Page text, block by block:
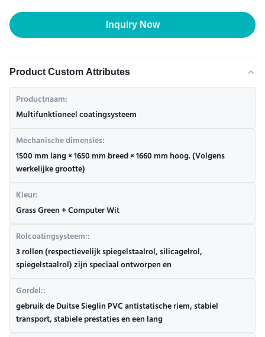
Inquiry Now
Product Custom Attributes
Productnaam:
Multifunktioneel coatingsysteem
Mechanische dimensies:
1500 mm lang × 1650 mm breed × 1660 mm hoog. (Volgens
werkelijke grootte)
Kleur:
Grass Green + Computer Wit
Rolcoatingsysteem::
3 rollen (respectievelijk spiegelstaalrol, silicagelrol,
spiegelstaalrol) zijn speciaal ontworpen en
Gordel::
gebruik de Duitse Sieglin PVC antistatische riem, stabiel
transport, stabiele prestaties en een lang